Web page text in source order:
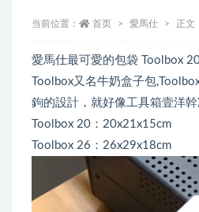
当前位置： 首页 愛馬仕 正文
愛馬仕最可愛的包袋 Toolbox
Toolbox又名牛奶盒子包
鉤的設計，就好像工具箱壹洋幹
Toolbox 20：20x21x15cm
Toolbox 26：26x29x18cm